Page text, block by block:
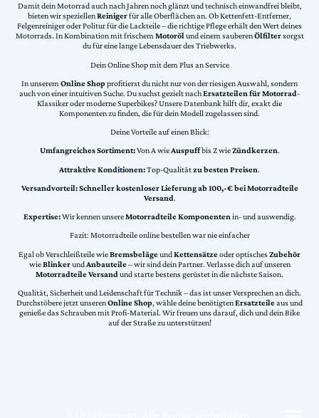
Damit dein Motorrad auch nach Jahren noch glänzt und technisch einwandfrei bleibt,
bieten wir speziellenReinigerfür alle Oberflächen an. Ob Kettenfett-Entferner,
Felgenreiniger oder Politur für die Lackteile – die richtige Pflege erhält den Wert deines
Motorrads. In Kombination mit frischemMotorölund einem sauberenÖlfiltersorgst
du für eine lange Lebensdauer des Triebwerks.
Dein Online Shop mit dem Plus an Service
In unserem Online Shopprofitierst du nicht nur von der riesigen Auswahl, sondern
auch von einer intuitiven Suche. Du suchst gezielt nachErsatzteilen für Motorrad-
Klassiker oder moderne Superbikes? Unsere Datenbank hilft dir, exakt die
Komponenten zu finden, die für dein Modell zugelassen sind.
Deine Vorteile auf einen Blick:
Umfangreiches Sortiment:Von A wieAuspuffbis Z wieZündkerzen.
Attraktive Konditionen:Top-Qualitätzu besten Preisen.
Versandvorteil:Schneller kostenloser Lieferung ab 100,-€ bei Motorradteile
Versand.
Expertise:Wir kennen unsereMotorradteile Komponentenin- und auswendig.
Fazit: Motorradteile online bestellen war nie einfacher
Egal ob Verschleißteile wieBremsbelägeundKettensätzeoder optischesZubehör
wieBlinkerundAnbauteile– wir sind dein Partner. Verlasse dich auf unseren
Motorradteile Versand und starte bestens gerüstet in die nächste Saison.
Qualität, Sicherheit und Leidenschaft für Technik – das ist unser Versprechen an dich.
Durchstöbere jetzt unserenOnline Shop, wähle deine benötigtenErsatzteileaus und
genieße das Schrauben mit Profi-Material. Wir freuen uns darauf, dich und dein Bike
auf der Straße zu unterstützen!